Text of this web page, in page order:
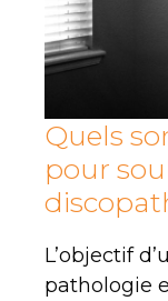
Quels
pour
L’objectif
pathologie